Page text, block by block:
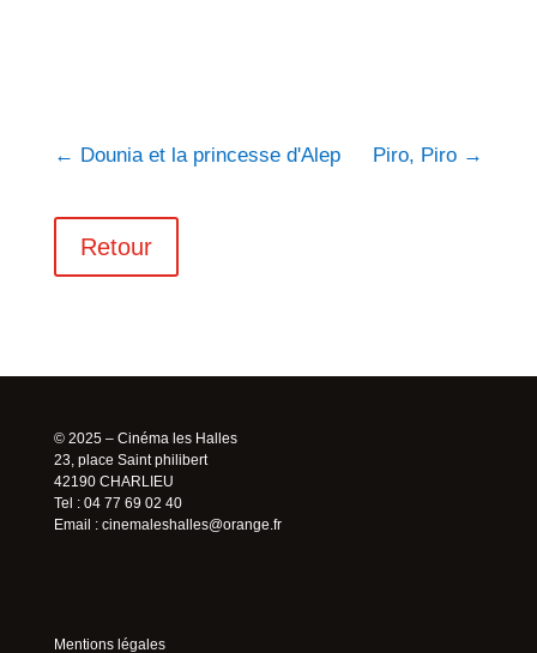
← Dounia et la princesse d'Alep Piro, Piro →
Retour
© 2025 – Cinéma les Halles
23, place Saint philibert
42190 CHARLIEU
Tel : 04 77 69 02 40
Email : cinemaleshalles@orange.fr
Mentions légales